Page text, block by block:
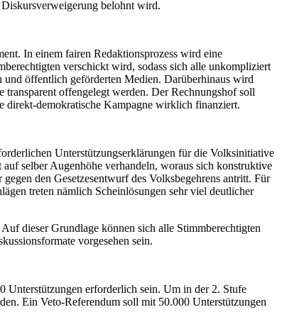
belohnt wird.
In einem fairen Redaktionsprozess wird eine
verschickt wird, sodass sich alle unkompliziert
öffentlich geförderten Medien. Darüberhinaus wird
offengelegt werden. Der Rechnungshof soll
direkt-demokratische Kampagne wirklich finanziert.
Unterstützungserklärungen für die Volksinitiative
selber Augenhöhe verhandeln, woraus sich konstruktive
den Gesetzesentwurf des Volksbegehrens antritt. Für
treten nämlich Scheinlösungen sehr viel deutlicher
dieser Grundlage können sich alle Stimmberechtigten
vorgesehen sein.
erforderlich sein. Um in der 2. Stufe
Ein Veto-Referendum soll mit 50.000 Unterstützungen